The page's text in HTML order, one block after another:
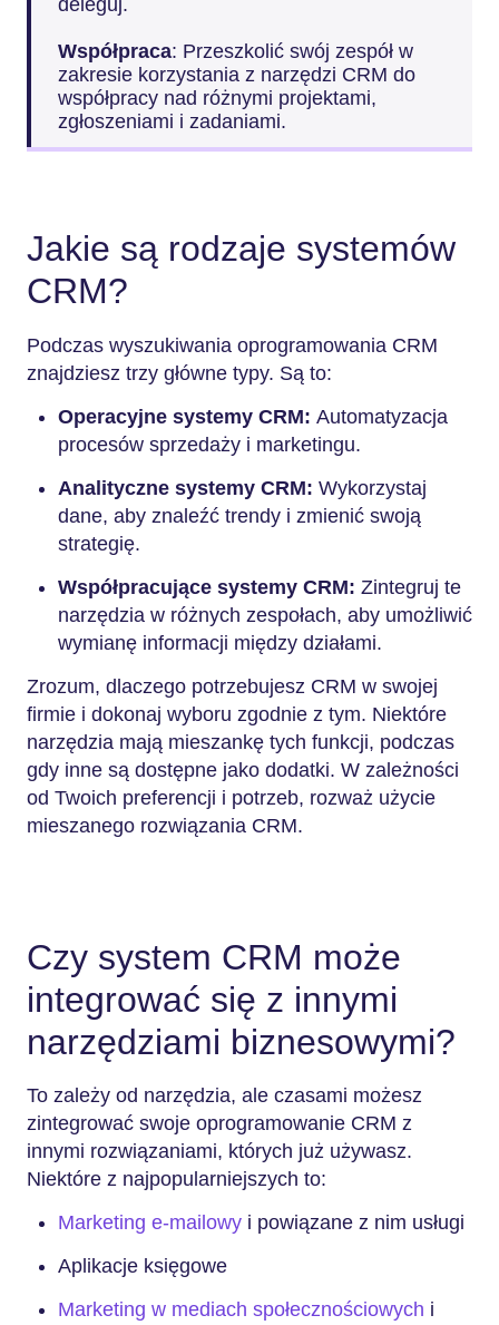
deleguj.
Współpraca: Przeszkolić swój zespół w
zakresie korzystania z narzędzi CRM do
współpracy nad różnymi projektami,
zgłoszeniami i zadaniami.
Jakie są rodzaje systemów
CRM?
Podczas wyszukiwania oprogramowania CRM
znajdziesz trzy główne typy. Są to:
Operacyjne systemy CRM: Automatyzacja
procesów sprzedaży i marketingu.
Analityczne systemy CRM: Wykorzystaj
dane, aby znaleźć trendy i zmienić swoją
strategię.
Współpracujące systemy CRM: Zintegruj te
narzędzia w różnych zespołach, aby umożliwić
wymianę informacji między działami.
Zrozum, dlaczego potrzebujesz CRM w swojej
firmie i dokonaj wyboru zgodnie z tym. Niektóre
narzędzia mają mieszankę tych funkcji, podczas
gdy inne są dostępne jako dodatki. W zależności
od Twoich preferencji i potrzeb, rozważ użycie
mieszanego rozwiązania CRM.
Czy system CRM może
integrować się z innymi
narzędziami biznesowymi?
To zależy od narzędzia, ale czasami możesz
zintegrować swoje oprogramowanie CRM z
innymi rozwiązaniami, których już używasz.
Niektóre z najpopularniejszych to:
Marketing e-mailowy i powiązane z nim usługi
Aplikacje księgowe
Marketing w mediach społecznościowych i